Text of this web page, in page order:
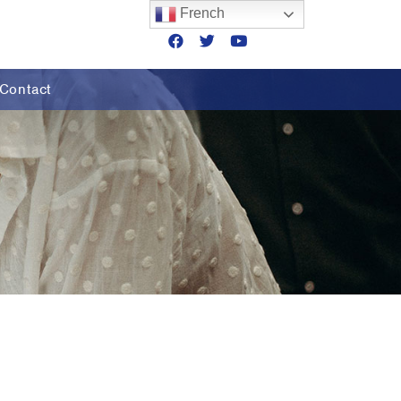
French